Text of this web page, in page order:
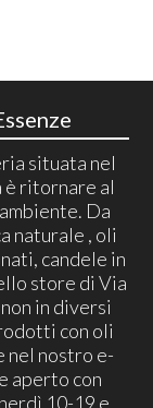
situata nel
è ritornare al
Da
naturale , oli
candele in
store di Via
in diversi
con oli
nel nostro e-
aperto con
10-19 e